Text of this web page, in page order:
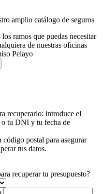
amplio catálogo de seguros
ramos que puedas necesitar
de nuestras oficinas
Pelayo
recuperarlo: introduce el
o tu DNI y tu fecha de
código postal para asegurar
tus datos.
recuperar tu presupuesto?